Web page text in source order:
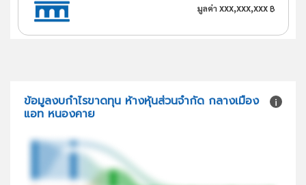
มูลค่า xxx,xxx,xxx ฿
ข้อมูลงบกำไรขาดทุน ห้างหุ้นส่วนจำกัด กลางเมือง
แอท หนองคาย